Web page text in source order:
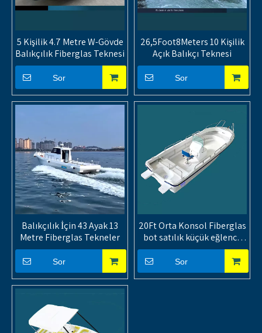
5 Kişilik 4.7 Metre W-Gövde
Balıkçılık Fiberglas Teknesi
Sor
26,5Foot8Meters 10 Kişilik
Açık Balıkçı Teknesi
Sor
Balıkçılık İçin 43 Ayak 13
Metre Fiberglas Tekneler
Sor
20Ft Orta Konsol Fiberglas
bot satılık küçük eğlence
tekneleri
Sor